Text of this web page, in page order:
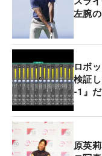
左腕
ロボ
検証
-1』
原英